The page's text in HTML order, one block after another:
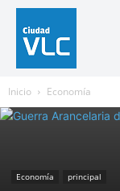
Inicio Economía
Economía principal